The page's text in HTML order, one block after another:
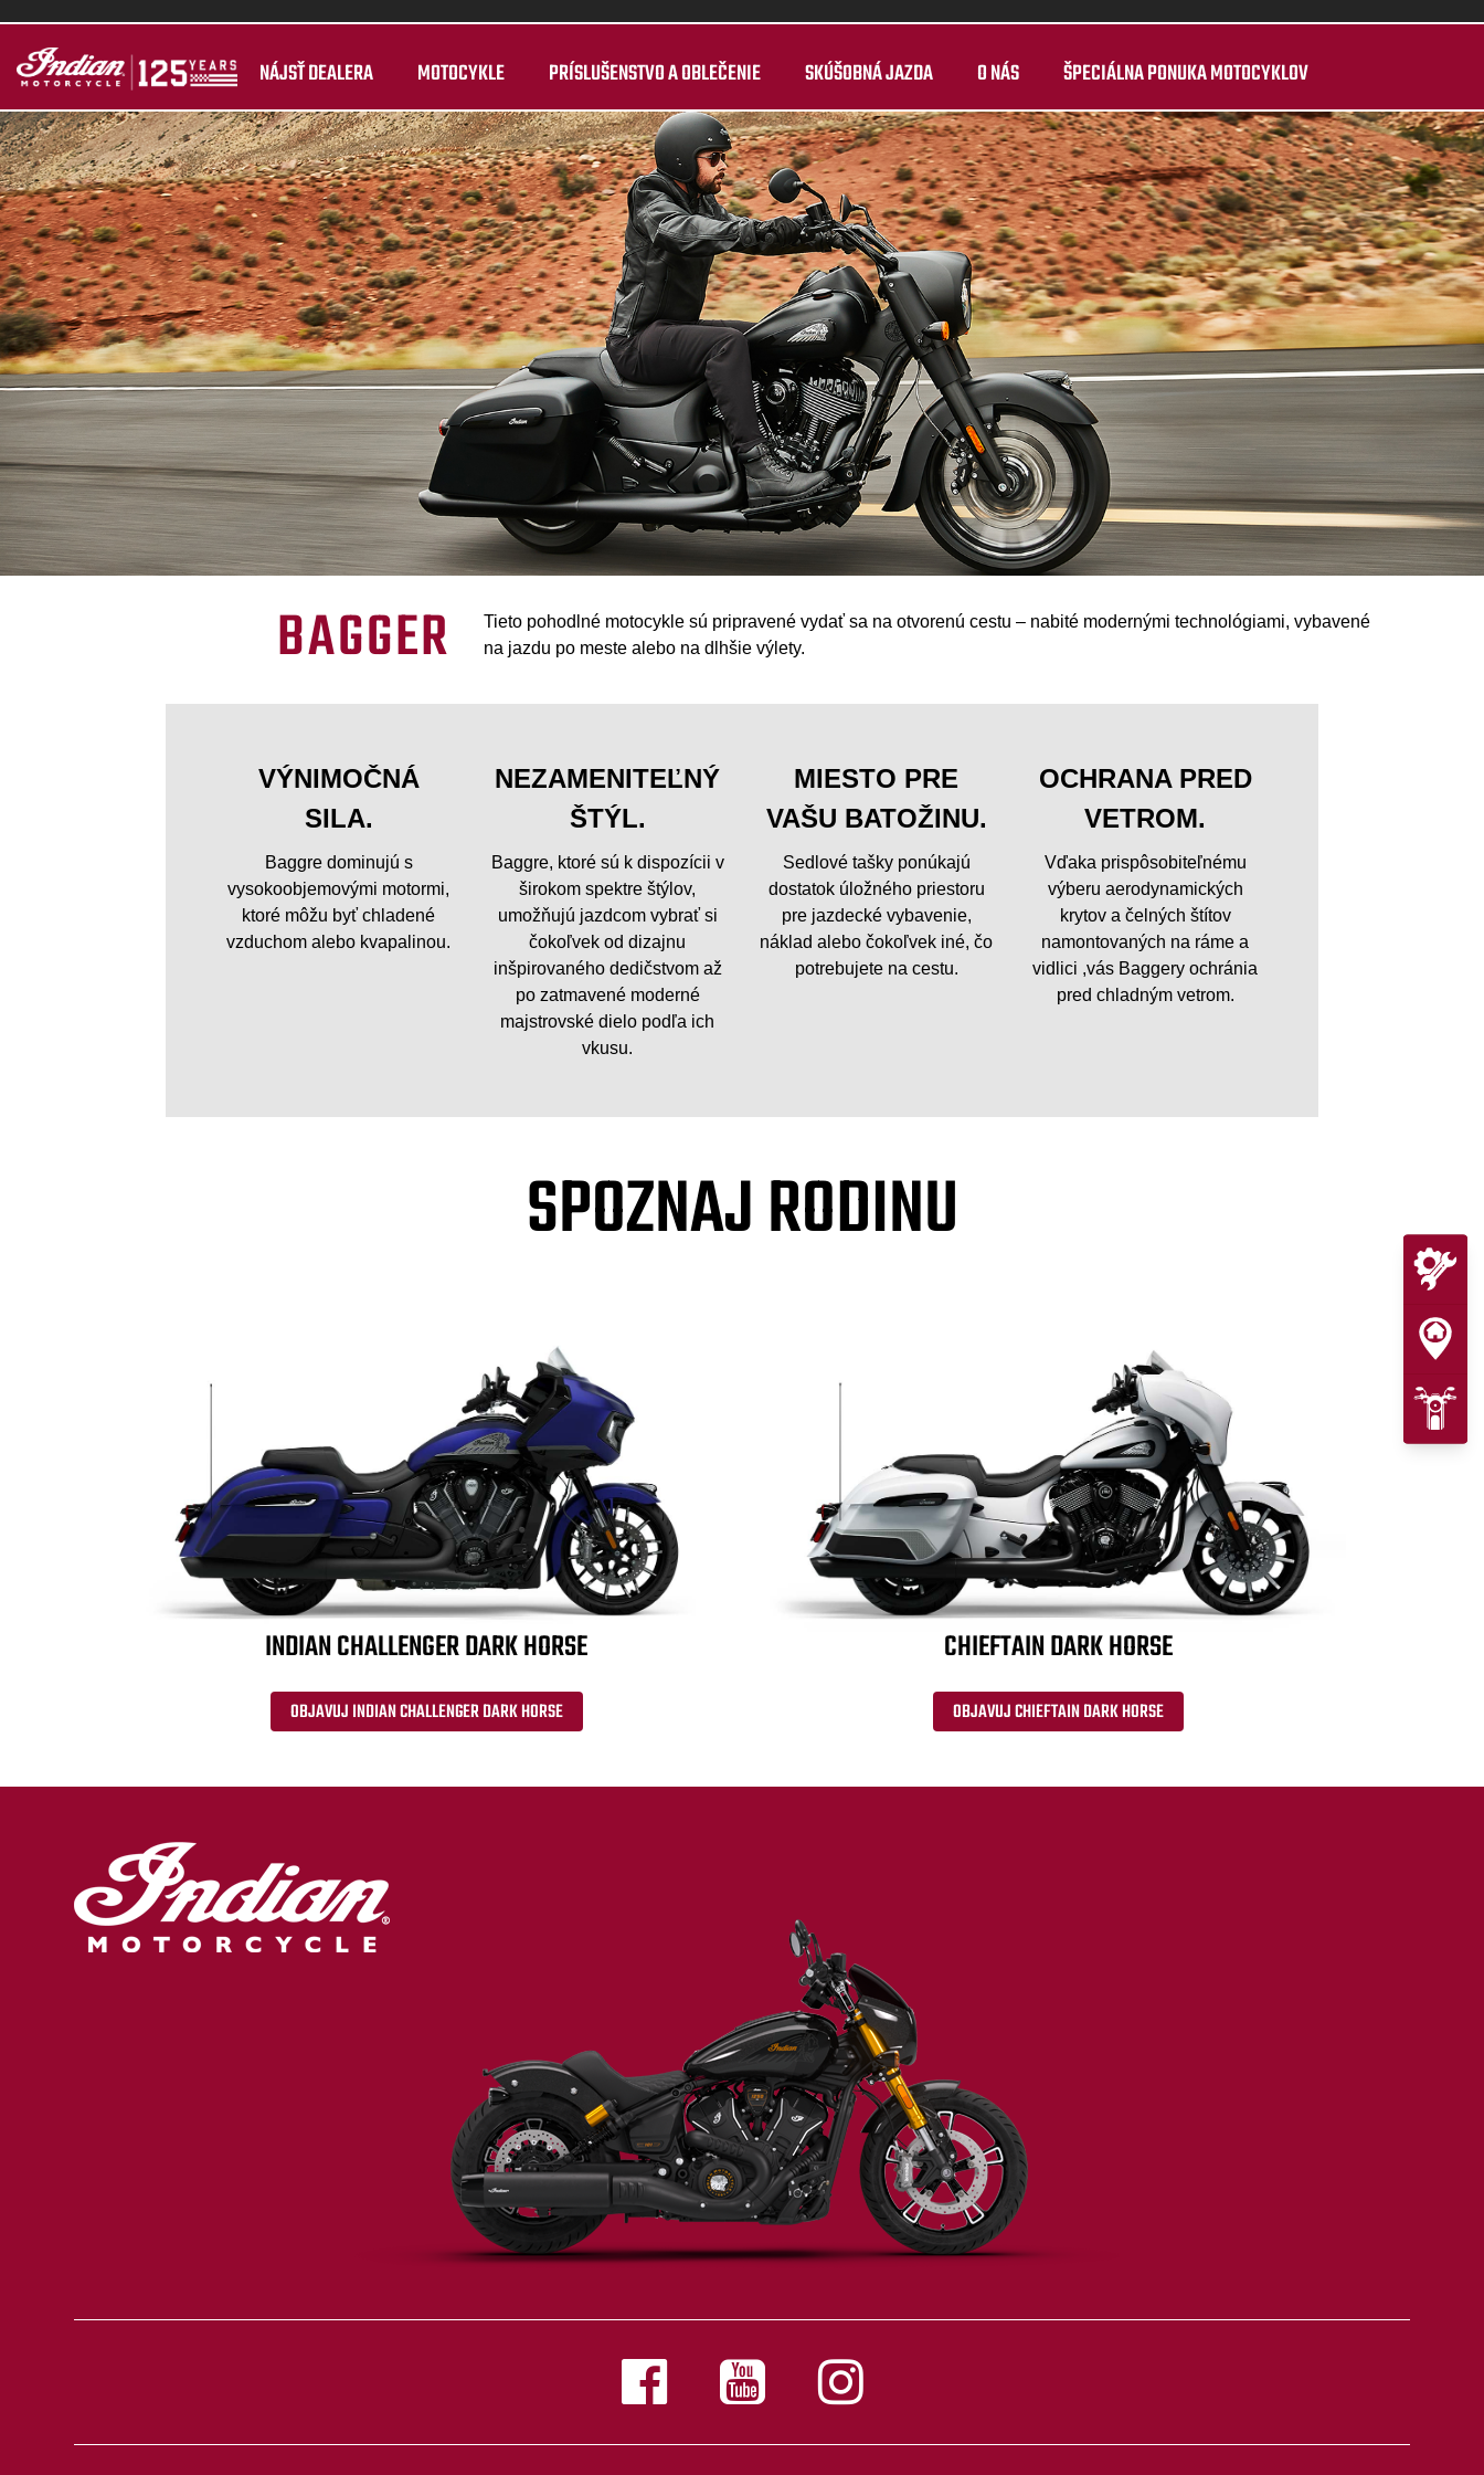
NÁJSŤ DEALERA MOTOCYKLE PRÍSLUŠENSTVO A OBLEČENIE SKÚŠOBNÁ JAZDA O NÁS ŠPECIÁLNA PONUKA MOTOCYKLOV
BAGGER
Tieto pohodlné motocykle sú pripravené vydať sa na otvorenú cestu – nabité modernými technológiami, vybavené
na jazdu po meste alebo na dlhšie výlety.
VÝNIMOČNÁ
SILA.
Baggre dominujú s
vysokoobjemovými motormi,
ktoré môžu byť chladené
vzduchom alebo kvapalinou.
NEZAMENITEĽNÝ
ŠTÝL.
Baggre, ktoré sú k dispozícii v
širokom spektre štýlov,
umožňujú jazdcom vybrať si
čokoľvek od dizajnu
inšpirovaného dedičstvom až
po zatmavené moderné
majstrovské dielo podľa ich
vkusu.
MIESTO PRE
VAŠU BATOŽINU.
Sedlové tašky ponúkajú
dostatok úložného priestoru
pre jazdecké vybavenie,
náklad alebo čokoľvek iné, čo
potrebujete na cestu.
OCHRANA PRED
VETROM.
Vďaka prispôsobiteľnému
výberu aerodynamických
krytov a čelných štítov
namontovaných na ráme a
vidlici ,vás Baggery ochránia
pred chladným vetrom.
SPOZNAJ RODINU
INDIAN CHALLENGER DARK HORSE
OBJAVUJ INDIAN CHALLENGER DARK HORSE
CHIEFTAIN DARK HORSE
OBJAVUJ CHIEFTAIN DARK HORSE